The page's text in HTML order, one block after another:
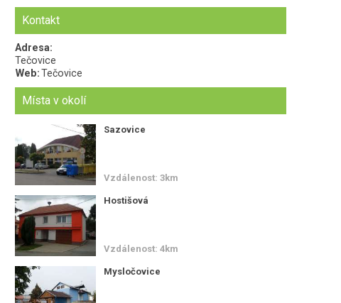
Kontakt
Adresa:
Tečovice
Web:Tečovice
Místa v okolí
Sazovice
Vzdálenost: 3km
Hostišová
Vzdálenost: 4km
Mysločovice